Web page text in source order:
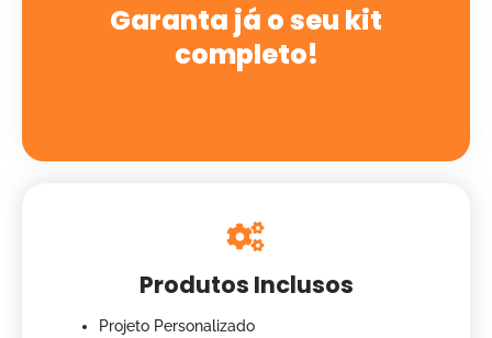
Garanta já o seu kit
completo!
Produtos Inclusos
Projeto Personalizado